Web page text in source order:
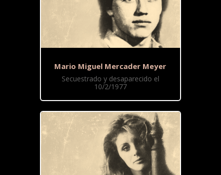
Mario Miguel Mercader Meyer
Secuestrado y desaparecido el
10/2/1977